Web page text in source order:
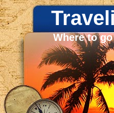
Where to